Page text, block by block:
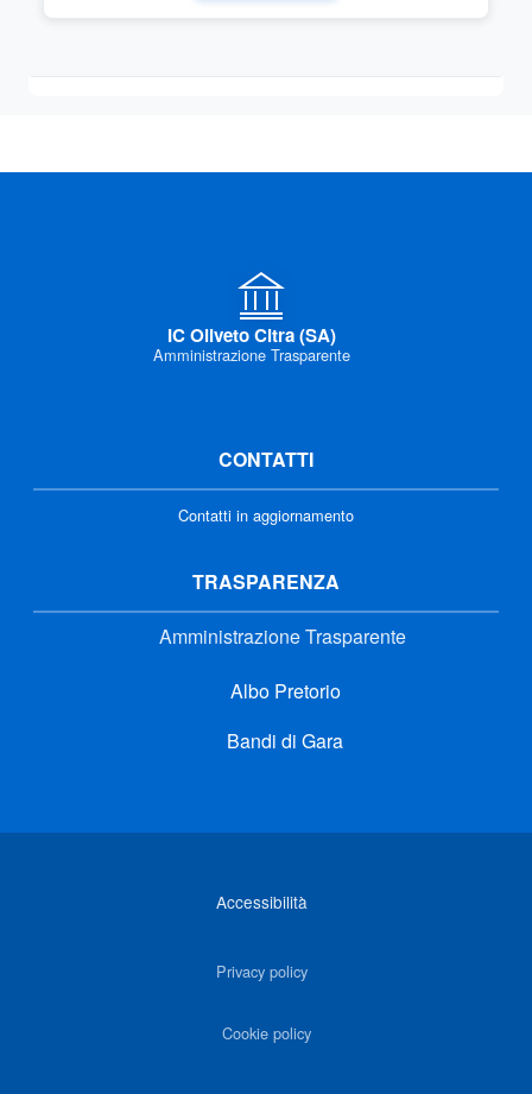
IC Oliveto Citra (SA)
Amministrazione Trasparente
CONTATTI
Contatti in aggiornamento
TRASPARENZA
Amministrazione Trasparente
Albo Pretorio
Bandi di Gara
Accessibilità
Privacy policy
Cookie policy